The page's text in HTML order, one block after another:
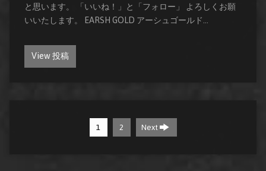
と思います。 「いいね！」と「フォロー」 よろしくお願
いいたします。 EARSH GOLD アーシュゴールド…
View 投稿
1 2 Next